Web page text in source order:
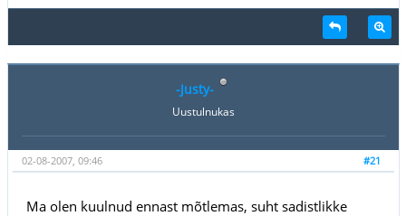
-Justy-
Uustulnukas
#21
02-08-2007, 09:46
Ma olen kuulnud ennast mõtlemas, suht sadistlikke